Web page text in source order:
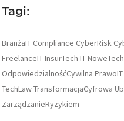
Tagi:
BranżaIT Compliance CyberRisk
FreelanceITInsurTech IT
OdpowiedzialnośćCywilna PrawoIT
TechLawTransformacjaCyfrowa
ZarządzanieRyzykiem